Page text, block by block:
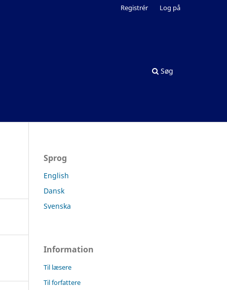
Søg
Registrér Log på
Sprog
English
Dansk
Svenska
Information
Til læsere
Til forfattere